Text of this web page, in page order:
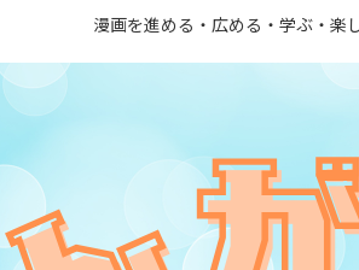
漫画を進める・広める・学ぶ・楽